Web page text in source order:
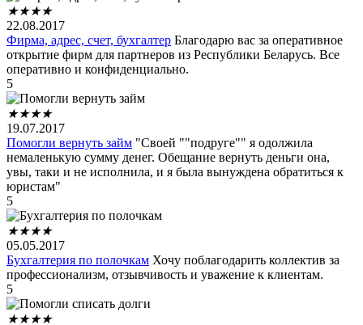
★★★★
22.08.2017
Фирма, адрес, счет, бухгалтер Благодарю вас за оперативное
открытие фирм для партнеров из Республики Беларусь. Все
оперативно и конфиденциально.
5
★★★★
19.07.2017
Помогли вернуть займ "Своей ""подруге"" я одолжила
немаленькую сумму денег. Обещание вернуть деньги она,
увы, таки и не исполнила, и я была вынуждена обратиться к
юристам"
5
★★★★
05.05.2017
Бухгалтерия по полочкам Хочу поблагодарить коллектив за
профессионализм, отзывчивость и уважение к клиентам.
5
★★★★